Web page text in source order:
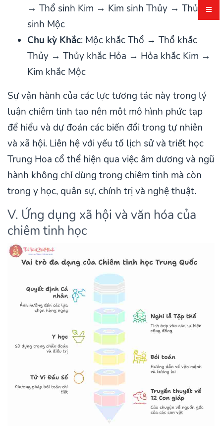
→ Thổ sinh Kim → Kim sinh Thủy → Thủy
sinh Mộc
Chu kỳ Khắc: Mộc khắc Thổ → Thổ khắc
Thủy → Thủy khắc Hỏa → Hỏa khắc Kim →
Kim khắc Mộc
Sự vận hành của các lực tương tác này trong lý
luận chiêm tinh tạo nên một mô hình phức tạp
để hiểu và dự đoán các biến đổi trong tự nhiên
và xã hội. Liên hệ với yếu tố lịch sử và triết học
Trung Hoa cổ thể hiện qua việc âm dương và ngũ
hành không chỉ dùng trong chiêm tinh mà còn
trong y học, quân sự, chính trị và nghệ thuật.
V. Ứng dụng xã hội và văn hóa của
chiêm tinh học